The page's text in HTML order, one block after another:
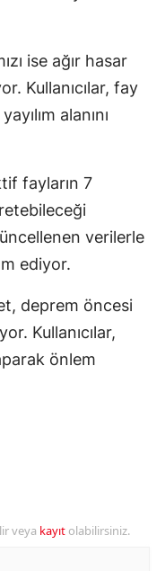
ise ağır hasar
Kullanıcılar, fay
alanını
fayların 7
verilerle
ediyor.
deprem öncesi
Kullanıcılar,
önlem
veya kayıt olabilirsiniz.